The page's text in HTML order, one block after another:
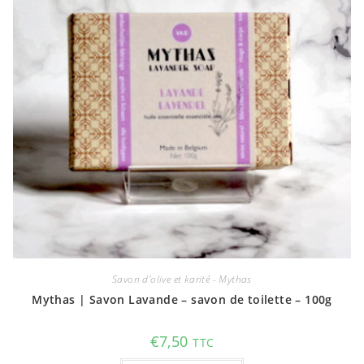
Savon d'olive et karité - Mythas
Mythas | Savon Lavande – savon de toilette – 100g
€7,50 TTC